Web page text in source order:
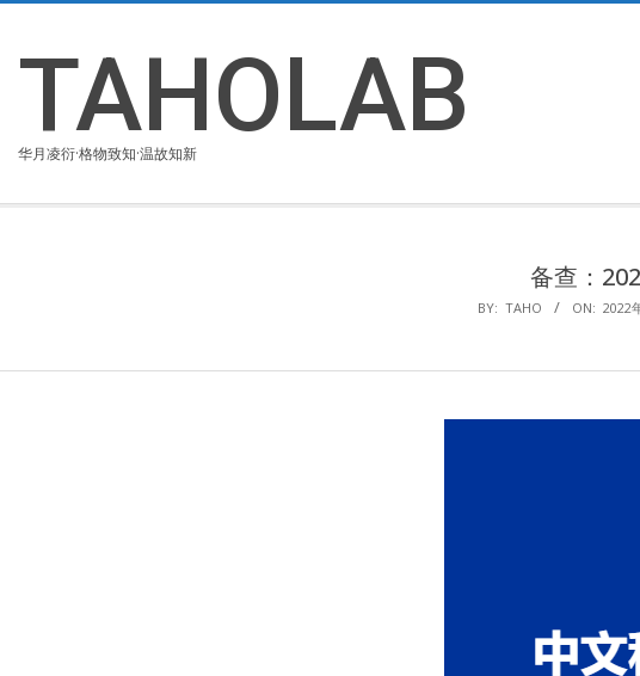
content
TAHOLAB
华月凌衍·格物致知·温故知新
备查：
BY: TAHO ON: 2022